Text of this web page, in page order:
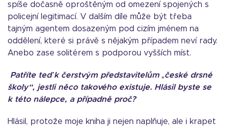
spíše dočasně oproštěným od omezení spojených s
policejní legitimací. V dalším díle může být třeba
tajným agentem dosazeným pod cizím jménem na
oddělení, které si právě s nějakým případem neví rady.
Anebo zase solitérem s podporou vyšších míst.
Patříte teď k čerstvým představitelům „české drsné
školy“, jestli něco takového existuje. Hlásil byste se
k této nálepce, a případně proč?
Hlásil, protože moje kniha ji nejen naplňuje, ale i krapet